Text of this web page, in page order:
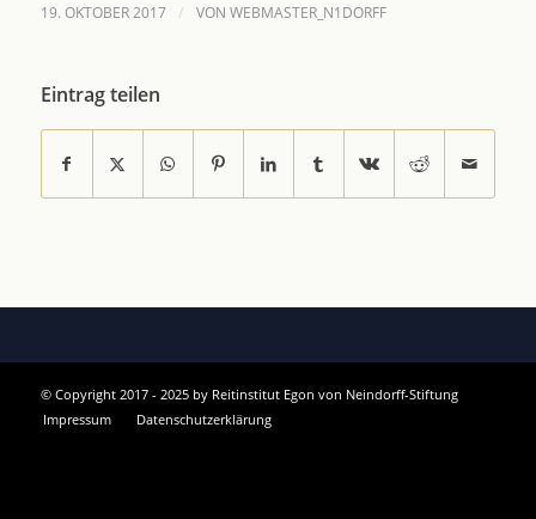
19. OKTOBER 2017 / VON WEBMASTER_N1DORFF
Eintrag teilen
© Copyright 2017 - 2025 by Reitinstitut Egon von Neindorff-Stiftung
Impressum
Datenschutzerklärung